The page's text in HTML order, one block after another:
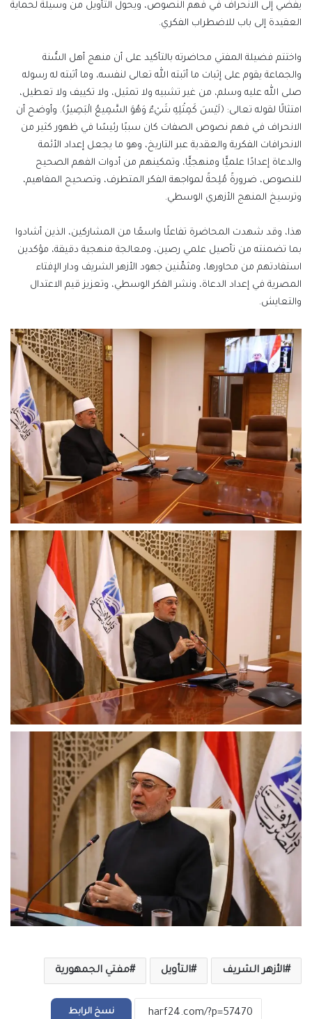
يفضي إلى الانحراف في فهم النصوص، ويحول التأويل من وسيلة لحماية
العقيدة إلى باب للاضطراب الفكري.
واختتم فضيلة المفتي محاضرته بالتأكيد على أن منهج أهل السُّنة
والجماعة يقوم على إثبات ما أثبته الله تعالى لنفسه، وما أثبته له رسوله
صلى الله عليه وسلم، من غير تشبيه ولا تمثيل، ولا تكييف ولا تعطيل،
امتثالًا لقوله تعالى: ﴿لَيْسَ كَمِثْلِهِ شَيْءٌ وَهُوَ السَّمِيعُ الْبَصِيرُ﴾. وأوضح أن
الانحراف في فهم نصوص الصفات كان سببًا رئيسًا في ظهور كثير من
الانحرافات الفكرية والعقدية عبر التاريخ، وهو ما يجعل إعداد الأئمة
والدعاة إعدادًا علميًّا ومنهجيًّا، وتمكينهم من أدوات الفهم الصحيح
للنصوص، ضرورةً مُلِحةً لمواجهة الفكر المتطرف، وتصحيح المفاهيم،
وترسيخ المنهج الأزهري الوسطي.
هذا، وقد شهدت المحاضرة تفاعلًا واسعًا من المشاركين، الذين أشادوا
بما تضمنته من تأصيل علمي رصين، ومعالجة منهجية دقيقة، مؤكدين
استفادتهم من محاورها، ومثمِّنين جهود الأزهر الشريف ودار الإفتاء
المصرية في إعداد الدعاة، ونشر الفكر الوسطي، وتعزيز قيم الاعتدال
والتعايش.
الأزهر الشريف التأويل مفتي الجمهورية
نسخ الرابط